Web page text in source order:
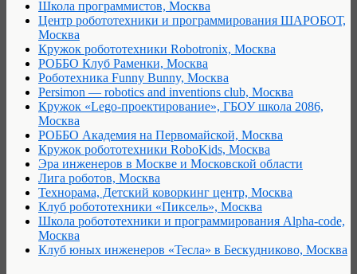
Школа программистов, Москва
Центр робототехники и программирования ШАРОБОТ,
Москва
Кружок робототехники Robotronix, Москва
РОББО Клуб Раменки, Москва
Роботехника Funny Bunny, Москва
Persimon — robotics and inventions club, Москва
Кружок «Lego-проектирование», ГБОУ школа 2086,
Москва
РОББО Академия на Первомайской, Москва
Кружок робототехники RoboKids, Москва
Эра инженеров в Москве и Московской области
Лига роботов, Москва
Технорама, Детский коворкинг центр, Москва
Клуб робототехники «Пиксель», Москва
Школа робототехники и программирования Alpha-code,
Москва
Клуб юных инженеров «Тесла» в Бескудниково, Москва